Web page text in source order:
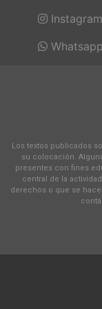
Instagram
Whatsapp
Los textos publicados
su colocación.
presentes con fines
central de la
derechos o que se